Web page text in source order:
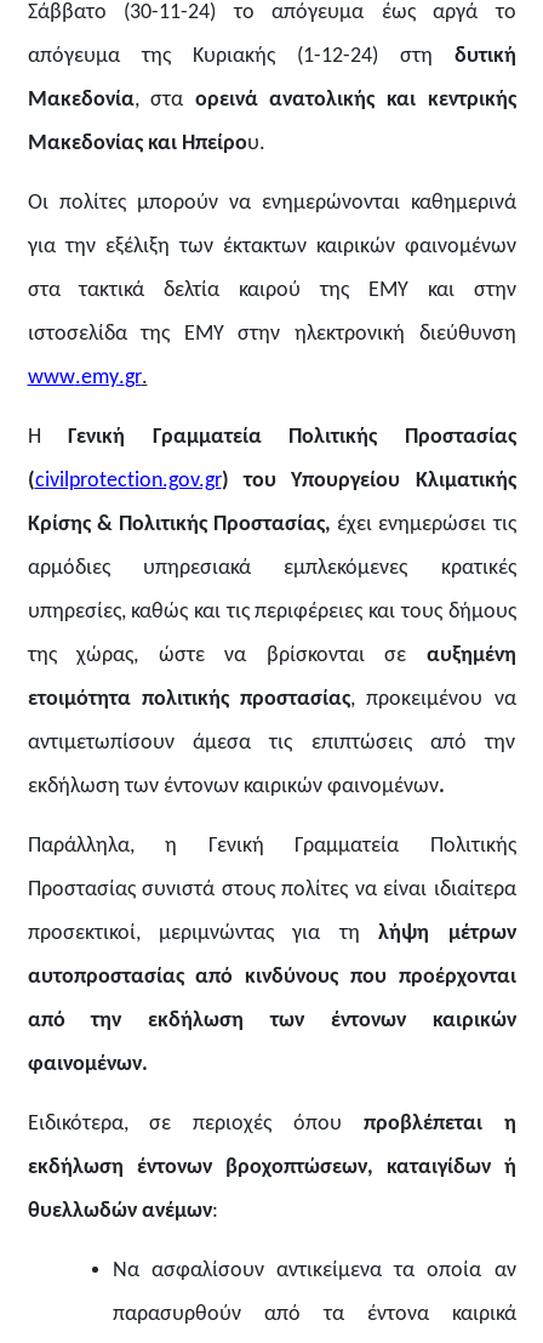
Σάββατο (30-11-24) το απόγευμα έως αργά το
απόγευμα της Κυριακής (1-12-24) στη δυτική
Μακεδονία, στα ορεινά ανατολικής και κεντρικής
Μακεδονίας και Ηπείρου.
Οι πολίτες μπορούν να ενημερώνονται καθημερινά
για την εξέλιξη των έκτακτων καιρικών φαινομένων
στα τακτικά δελτία καιρού της ΕΜΥ και στην
ιστοσελίδα της ΕΜΥ στην ηλεκτρονική διεύθυνση
www.emy.gr.
Η Γενική Γραμματεία Πολιτικής Προστασίας
(civilprotection.gov.gr)
του Υπουργείου Κλιματικής
Κρίσης & Πολιτικής Προστασίας, έχει ενημερώσει τις
αρμόδιες υπηρεσιακά εμπλεκόμενες κρατικές
υπηρεσίες, καθώς και τις περιφέρειες και τους δήμους
της χώρας, ώστε να βρίσκονται σε αυξημένη
ετοιμότητα πολιτικής προστασίας, προκειμένου να
αντιμετωπίσουν άμεσα τις επιπτώσεις από την
εκδήλωση των έντονων καιρικών φαινομένων.
Παράλληλα, η Γενική Γραμματεία Πολιτικής
Προστασίας συνιστά στους πολίτες να είναι ιδιαίτερα
προσεκτικοί, μεριμνώντας για τηλήψη μέτρων
αυτοπροστασίας από
κινδύνους που προέρχονται
από την εκδήλωση των έντονων καιρικών
φαινομένων.
Ειδικότερα, σε περιοχές όπου προβλέπεται η
εκδήλωση έντονων βροχοπτώσεων, καταιγίδων ή
θυελλωδών ανέμων:
Να ασφαλίσουν αντικείμενα τα οποία αν
παρασυρθούν από τα έντονα καιρικά